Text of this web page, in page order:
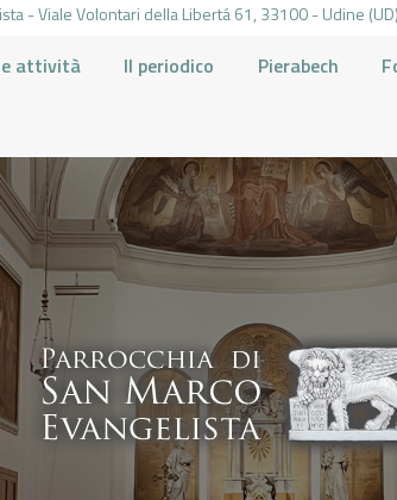
- Viale Volontari della Libertá 61, 33100 - Udine
attività Il periodico Pierabech
HOME
LA PARROCCHIA
IL PARROCO
LE ATTIVITÀ
IL PERIODICO
PIERABECH